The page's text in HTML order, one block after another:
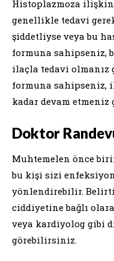
Histoplazmoza
genellikle tedavi
şiddetliyse veya bu
formuna sahipseniz,
ilaçla tedavi olmanız
formuna sahipseniz,
kadar devam etmeniz
Doktor
Muhtemelen önce
bu kişi sizi
yönlendirebilir.
ciddiyetine bağlı
veya kardiyolog gibi
görebilirsiniz.